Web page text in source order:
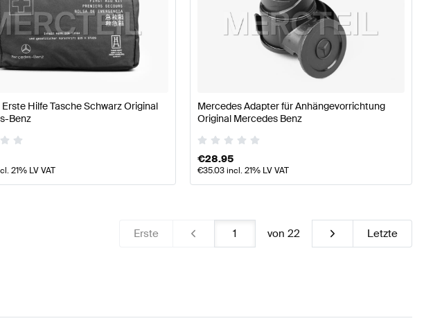
Hilfe Tasche Schwarz Original
Benz
21% LV VAT
Mercedes Adapter für Anhängevorrichtung
Original Mercedes Benz
€28.95
€35.03incl. 21% LV VAT
Erste von 22 Letzte